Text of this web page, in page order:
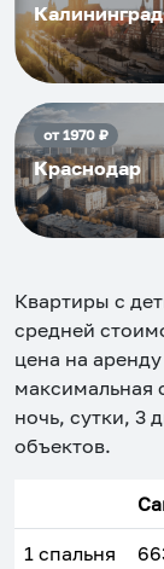
Калининград
от1970₽
Краснодар
Квартиры с
средней
цена на
максимальная
ночь, сутки, 3
объектов.
1 спальня